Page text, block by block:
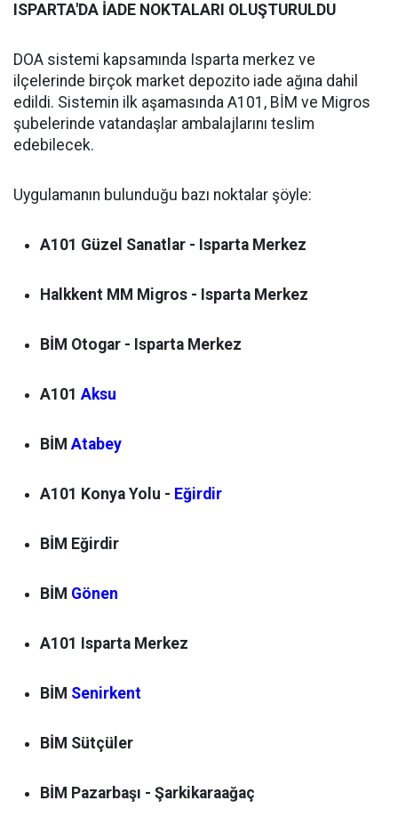
ISPARTA'DA İADE NOKTALARI OLUŞTURULDU
DOA sistemi kapsamında Isparta merkez ve
ilçelerinde birçok market depozito iade ağına dahil
edildi. Sistemin ilk aşamasında A101, BİM ve Migros
şubelerinde vatandaşlar ambalajlarını teslim
edebilecek.
Uygulamanın bulunduğu bazı noktalar şöyle:
A101 Güzel Sanatlar - Isparta Merkez
Halkkent MM Migros - Isparta Merkez
BİM Otogar - Isparta Merkez
A101 Aksu
BİM Atabey
A101 Konya Yolu - Eğirdir
BİM Eğirdir
BİM Gönen
A101 Isparta Merkez
BİM Senirkent
BİM Sütçüler
BİM Pazarbaşı - Şarkikaraağaç